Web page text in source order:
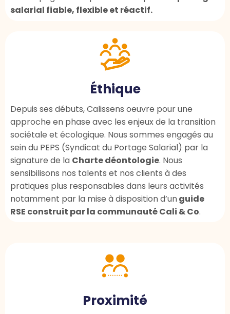
salarial fiable, flexible et réactif.
Éthique
Depuis ses débuts, Calissens oeuvre pour une
approche en phase avec les enjeux de la transition
sociétale et écologique. Nous sommes engagés au
sein du PEPS (Syndicat du Portage Salarial) par la
signature de la Charte déontologie. Nous
sensibilisons nos talents et nos clients à des
pratiques plus responsables dans leurs activités
notamment par la mise à disposition d’unguide
RSE construit par la communauté Cali & Co.
Proximité